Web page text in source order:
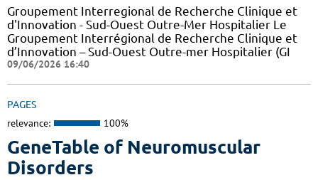
Groupement Interregional de Recherche Clinique et
d'Innovation - Sud-Ouest Outre-Mer Hospitalier Le
Groupement Interrégional de Recherche Clinique et
d’Innovation – Sud-Ouest Outre-mer Hospitalier (GI
09/06/2026 16:40
PAGES
relevance: 100%
GeneTable of Neuromuscular
Disorders